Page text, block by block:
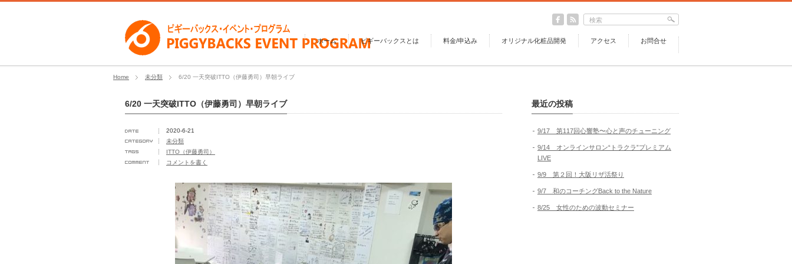
ホーム ピギーバックスとは 料金/申込み オリジナル化粧品開発 アクセス お問合せ
Home 未分類 6/20 一天突破ITTO（伊藤勇司）早朝ライブ
6/20 一天突破ITTO（伊藤勇司）早朝ライブ
2020-6-21
未分類
ITTO（伊藤勇司）
コメントを書く
最近の投稿
9/17 第117回心響塾〜心と声のチューニング
9/14 オンラインサロン“トラクラ”プレミアム
LIVE
9/9 第２回！大阪リザ活祭り
9/7 和のコーチングBack to the Nature
8/25 女性のための波動セミナー